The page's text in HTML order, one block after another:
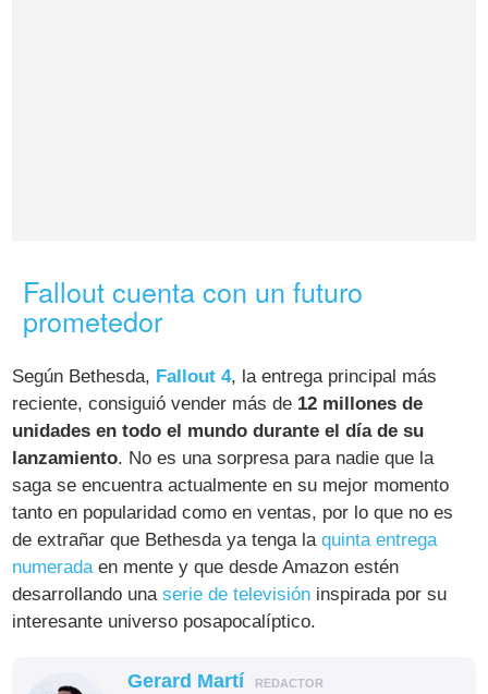
Fallout cuenta con un futuro
prometedor
Según Bethesda, Fallout 4, la entrega principal más
reciente, consiguió vender más de 12 millones de
unidades en todo el mundo durante el día de su
lanzamiento. No es una sorpresa para nadie que la
saga se encuentra actualmente en su mejor momento
tanto en popularidad como en ventas, por lo que no es
de extrañar que Bethesda ya tenga laquinta entrega
numeradaen mente y que desde Amazon estén
desarrollando unaserie de televisión inspirada por su
interesante universo posapocalíptico.
Gerard Martí REDACTOR